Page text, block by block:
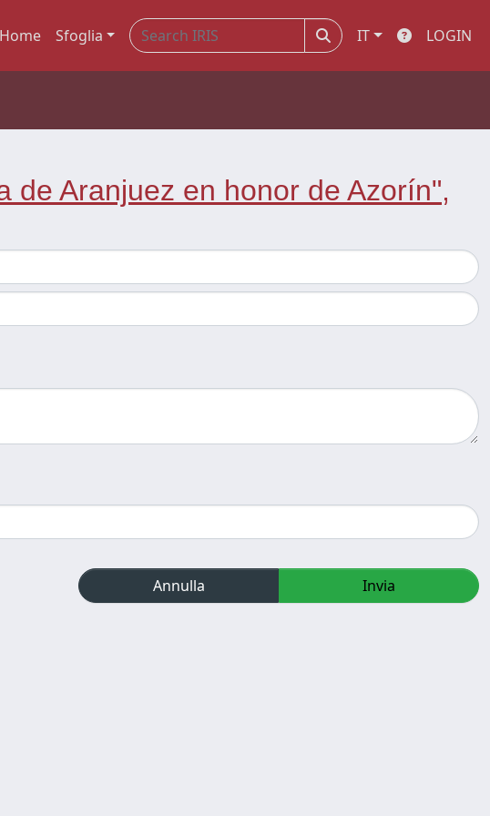
Home Sfoglia IT LOGIN
de Aranjuez en honor de Azorín",
Annulla Invia